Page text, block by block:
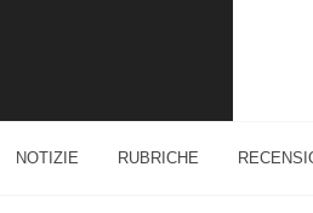
NOTIZIE RUBRICHE